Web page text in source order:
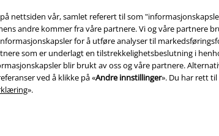
nettsiden vår, samlet referert til som
andre kommer fra våre partnere. Vi og våre
for å utføre analyser til
som er underlagt en tilstrekkelighetsbeslutning i
blir brukt av oss og våre partnere.
ved å klikke på «Andre innstillinger». Du har rett
».